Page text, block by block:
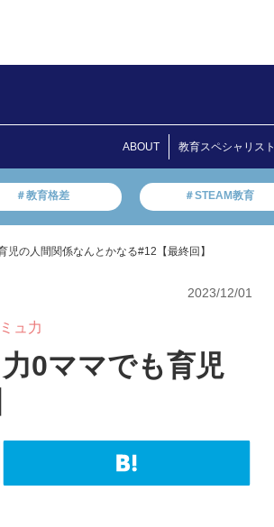
ABOUT 教育スペシャリスト
＃教育格差 ＃STEAM教育
の人間関係なんとかなる#12【最終回】
2023/12/01
ュ力
0ママでも育児